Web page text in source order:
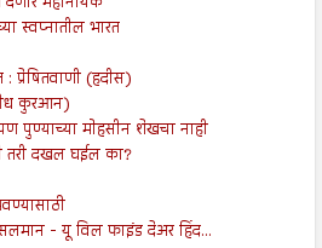
स्वप्नातील भारत
: प्रेषितवाणी (हदीस)
कुरआन)
पुण्याच्या मोहसीन शेखचा नाही
तरी दखल घईल का?
- यू विल फाइंड देअर हिंद...